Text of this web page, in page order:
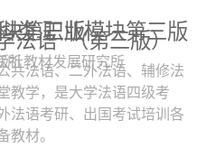
第三版
所
类 职业模块第三版
社教材发展研究所
法语（第三版）
共法语、二外法语、辅修法
教学，是大学法语四级考
法语考研、出国考试培训各
教材。